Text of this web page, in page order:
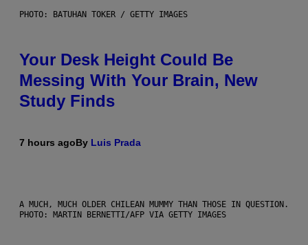
PHOTO: BATUHAN TOKER / GETTY IMAGES
Your Desk Height Could Be
Messing With Your Brain, New
Study Finds
7 hours agoBy Luis Prada
A MUCH, MUCH OLDER CHILEAN MUMMY THAN THOSE IN QUESTION.
PHOTO: MARTIN BERNETTI/AFP VIA GETTY IMAGES